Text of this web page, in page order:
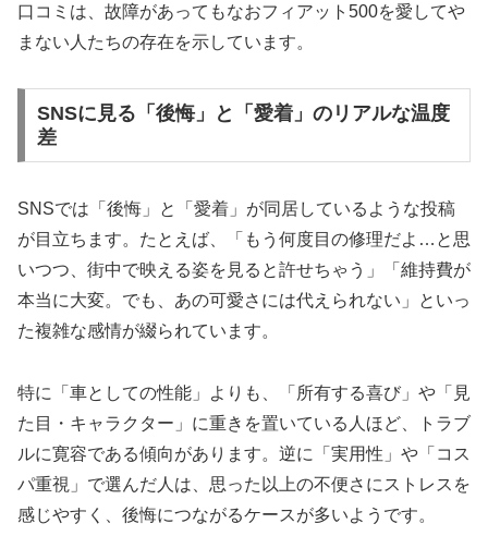
口コミは、故障があってもなおフィアット500を愛してや
まない人たちの存在を示しています。
SNSに見る「後悔」と「愛着」のリアルな温度
差
SNSでは「後悔」と「愛着」が同居しているような投稿
が目立ちます。たとえば、「もう何度目の修理だよ…と思
いつつ、街中で映える姿を見ると許せちゃう」「維持費が
本当に大変。でも、あの可愛さには代えられない」といっ
た複雑な感情が綴られています。
特に「車としての性能」よりも、「所有する喜び」や「見
た目・キャラクター」に重きを置いている人ほど、トラブ
ルに寛容である傾向があります。逆に「実用性」や「コス
パ重視」で選んだ人は、思った以上の不便さにストレスを
感じやすく、後悔につながるケースが多いようです。